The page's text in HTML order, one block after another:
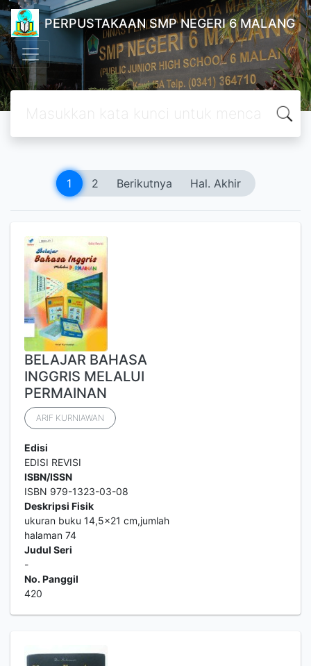
PERPUSTAKAAN SMP NEGERI 6 MALANG
1 2 Berikutnya Hal. Akhir
BELAJAR BAHASA
INGGRIS MELALUI
PERMAINAN
ARIF KURNIAWAN
Edisi
EDISI REVISI
ISBN/ISSN
ISBN 979-1323-03-08
Deskripsi Fisik
ukuran buku 14,5x21 cm,jumlah
halaman 74
Judul Seri
-
No. Panggil
420